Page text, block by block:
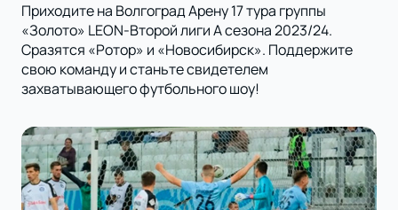
Приходите на Волгоград Арену 17 тура группы
«Золото» LEON-Второй лиги А сезона 2023/24.
Сразятся «Ротор» и «Новосибирск». Поддержите
свою команду и станьте свидетелем
захватывающего футбольного шоу!